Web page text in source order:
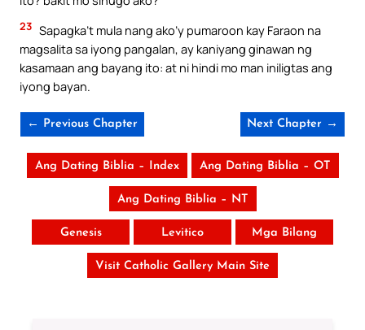
23 Sapagka’t mula nang ako’y pumaroon kay Faraon na
magsalita sa iyong pangalan, ay kaniyang ginawan ng
kasamaan ang bayang ito: at ni hindi mo man iniligtas ang
iyong bayan.
← Previous Chapter Next Chapter →
Ang Dating Biblia – Index Ang Dating Biblia – OT
Ang Dating Biblia – NT
Genesis Levitico Mga Bilang
Visit Catholic Gallery Main Site